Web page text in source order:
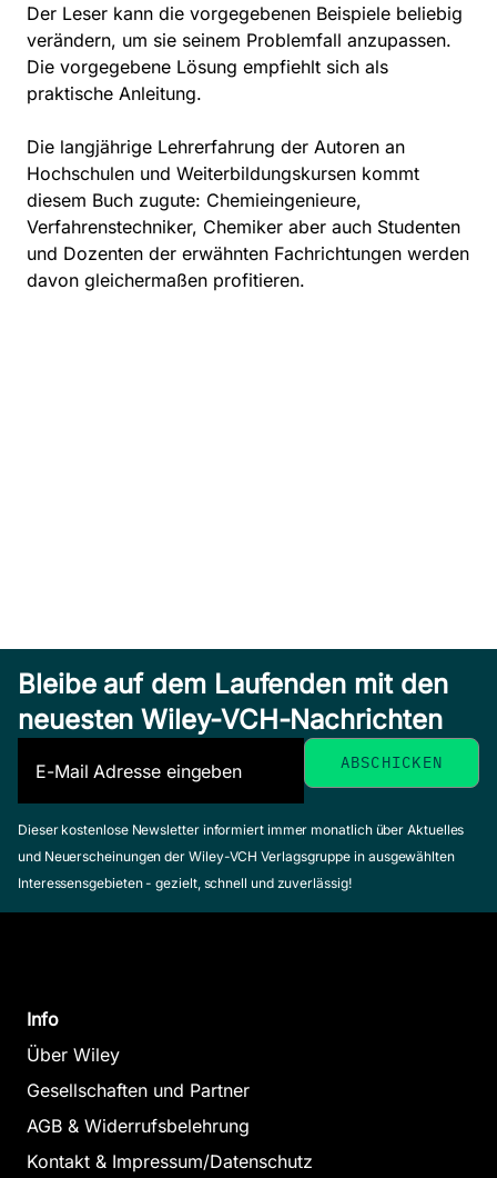
Der Leser kann die vorgegebenen Beispiele beliebig
verändern, um sie seinem Problemfall anzupassen.
Die vorgegebene Lösung empfiehlt sich als
praktische Anleitung.
Die langjährige Lehrerfahrung der Autoren an
Hochschulen und Weiterbildungskursen kommt
diesem Buch zugute: Chemieingenieure,
Verfahrenstechniker, Chemiker aber auch Studenten
und Dozenten der erwähnten Fachrichtungen werden
davon gleichermaßen profitieren.
Bleibe auf dem Laufenden mit den
neuesten Wiley-VCH-Nachrichten
Dieser kostenlose Newsletter informiert immer monatlich über Aktuelles
und Neuerscheinungen der Wiley-VCH Verlagsgruppe in ausgewählten
Interessensgebieten - gezielt, schnell und zuverlässig!
Info
Über Wiley
Gesellschaften und Partner
AGB & Widerrufsbelehrung
Kontakt & Impressum/Datenschutz